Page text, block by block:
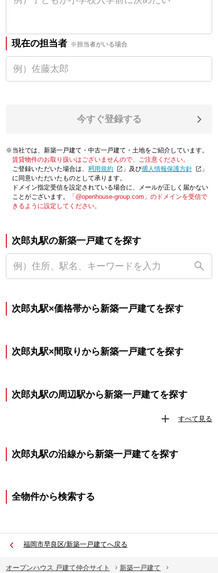
現在の担当者 ※担当者がいる場合
今すぐ登録する
※当社では、新築一戸建て・中古一戸建て・土地をご紹介しています。
賃貸物件のお取り扱いはございませんので、ご注意ください。
ご登録いただいた場合は、「利用規約 」及び「個人情報保護方針
」
に同意いただいたものとして承ります。
ドメイン指定受信を設定されている場合に、メールが正しく届かない
ことがございます。
「@openhouse-group.com」のドメインを受信で
きるように設定してください。
次郎丸駅の新築一戸建てを探す
次郎丸駅×価格帯から新築一戸建てを探す
次郎丸駅×間取りから新築一戸建てを探す
次郎丸駅の周辺駅から新築一戸建てを探す
すべて見る
次郎丸駅の沿線から新築一戸建てを探す
全物件から検索する
福岡市早良区/新築一戸建てへ戻る
オープンハウス 戸建て仲介サイト
新築一戸建て